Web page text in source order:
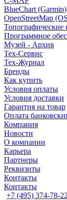
BlueChart (Garmin)
OpenStreetMap
Топографические
Программное
Музей - Архив
Tex-Сервис
Тех-Журнал
Бренды
Как купить
Условия оплаты
Условия доставки
Гарантия на товар
Оплата
Компания
Новости
О компании
Карьера
Партнеры
Реквизиты
Контакты
Контакты
+7 (495) 374-78-22